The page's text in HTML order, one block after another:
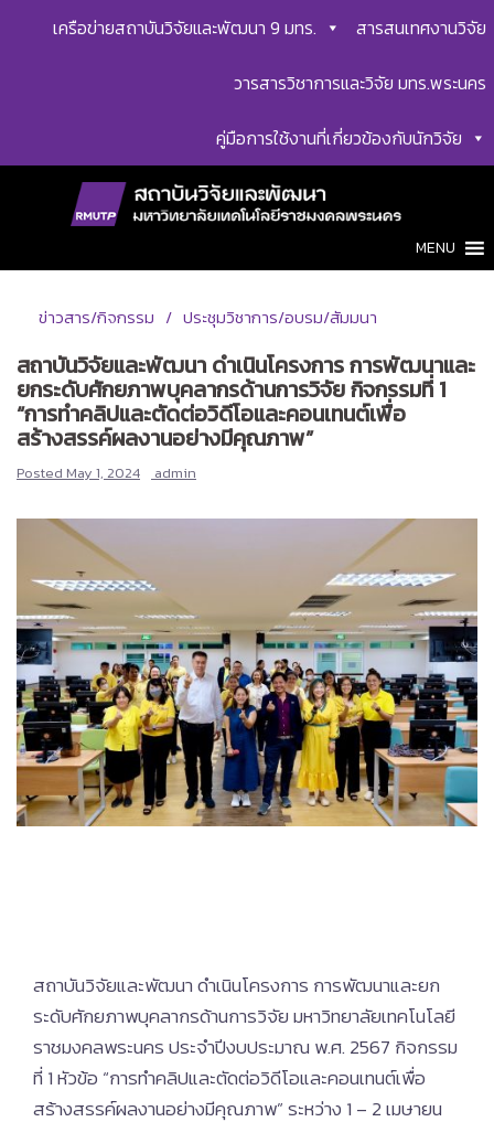
เครือข่ายสถาบันวิจัยและพัฒนา 9 มทร. สารสนเทศงานวิจัย
วารสารวิชาการและวิจัย มทร.พระนคร
คู่มือการใช้งานที่เกี่ยวข้องกับนักวิจัย
MENU
ข่าวสาร/กิจกรรม ประชุมวิชาการ/อบรม/สัมมนา
สถาบันวิจัยและพัฒนา ดำเนินโครงการ การพัฒนาและ
ยกระดับศักยภาพบุคลากรด้านการวิจัย กิจกรรมที่ 1
“การทำคลิปและตัดต่อวิดีโอและคอนเทนต์เพื่อ
สร้างสรรค์ผลงานอย่างมีคุณภาพ”
Posted May 1, 2024 admin
สถาบันวิจัยและพัฒนา ดำเนินโครงการ การพัฒนาและยก
ระดับศักยภาพบุคลากรด้านการวิจัย มหาวิทยาลัยเทคโนโลยี
ราชมงคลพระนคร ประจำปีงบประมาณ พ.ศ. 2567 กิจกรรม
ที่ 1 หัวข้อ “การทำคลิปและตัดต่อวิดีโอและคอนเทนต์เพื่อ
สร้างสรรค์ผลงานอย่างมีคุณภาพ” ระหว่าง 1 – 2 เมษายน